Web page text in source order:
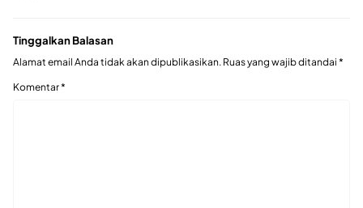
Tinggalkan Balasan
Alamat email Anda tidak akan dipublikasikan. Ruas yang wajib ditandai *
Komentar*